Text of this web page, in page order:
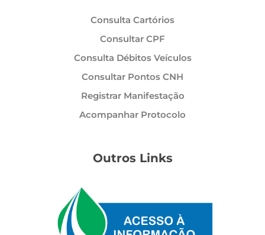
Consulta Cartórios
Consultar CPF
Consulta Débitos Veículos
Consultar Pontos CNH
Registrar Manifestação
Acompanhar Protocolo
Outros Links